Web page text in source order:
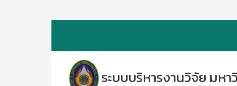
ระบบบริหารงานวิจัย มห